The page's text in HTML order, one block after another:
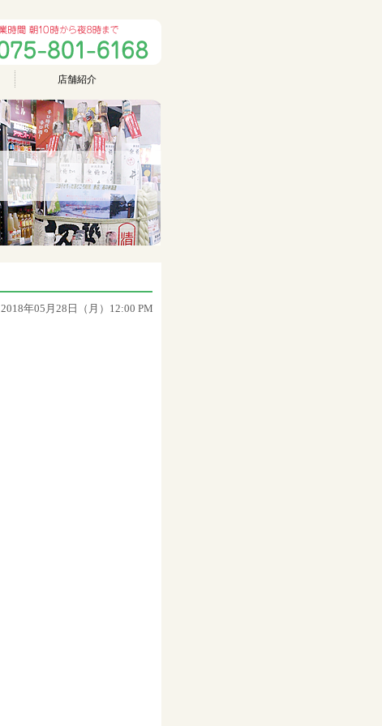
店舗紹介
2018年05月28日（月）12:00 PM